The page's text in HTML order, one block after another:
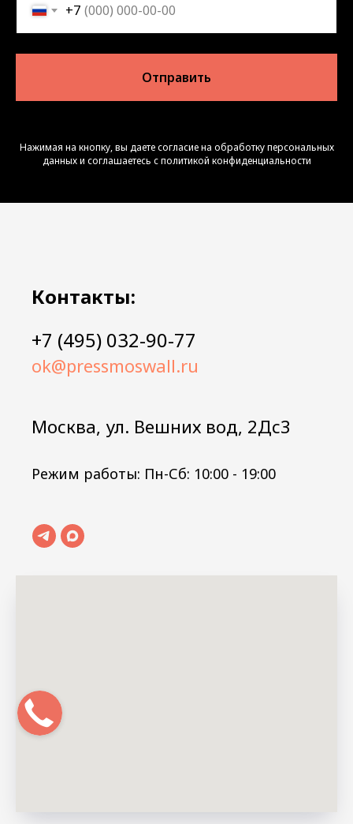
+7
Отправить
Нажимая на кнопку, вы даете согласие на обработку персональных
данных и соглашаетесь c политикой конфиденциальности
Контакты:
+7 (495) 032-90-77
ok@pressmoswall.ru
Москва, ул. Вешних вод, 2Дс3
Режим работы: Пн-Сб: 10:00 - 19:00